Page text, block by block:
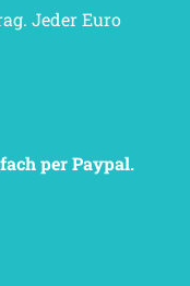
Jeder Euro
per Paypal.